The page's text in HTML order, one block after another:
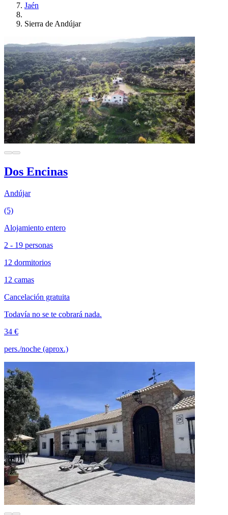
Jaén
Sierra de Andújar
Dos Encinas
Andújar
(5)
Alojamiento entero
2 - 19 personas
12 dormitorios
12 camas
Cancelación gratuita
Todavía no se te cobrará nada.
34 €
pers./noche (aprox.)